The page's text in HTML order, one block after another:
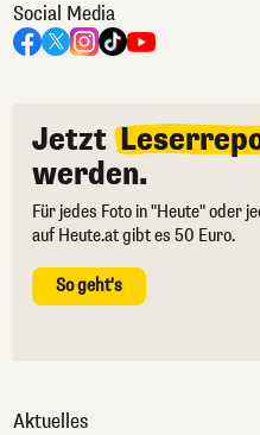
Social Media
Jetzt
werden.
Für jedes Foto in "Heute" oder
auf Heute.at gibt es 50 Euro.
So geht's
Aktuelles